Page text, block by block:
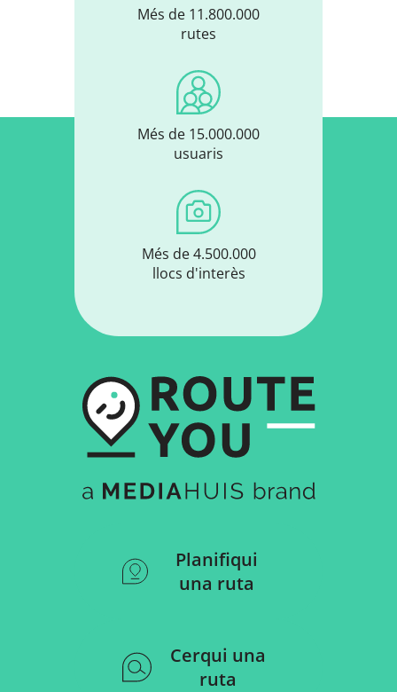
Més de 11.800.000
rutes
Més de 15.000.000
usuaris
Més de 4.500.000
llocs d'interès
Planifiqui
una ruta
Cerqui una
ruta